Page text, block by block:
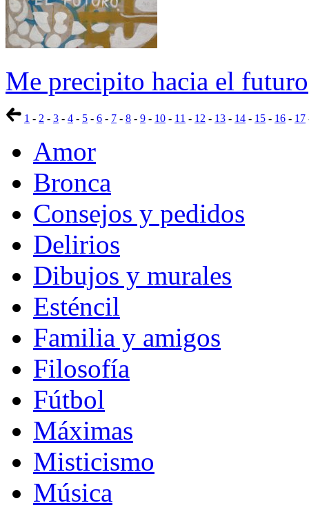
Me precipito hacia el futuro
1 - 2 - 3 - 4 - 5 - 6 - 7 - 8 - 9 - 10 - 11 - 12 - 13 - 14 - 15 - 16 - 17
Amor
Bronca
Consejos y pedidos
Delirios
Dibujos y murales
Esténcil
Familia y amigos
Filosofía
Fútbol
Máximas
Misticismo
Música